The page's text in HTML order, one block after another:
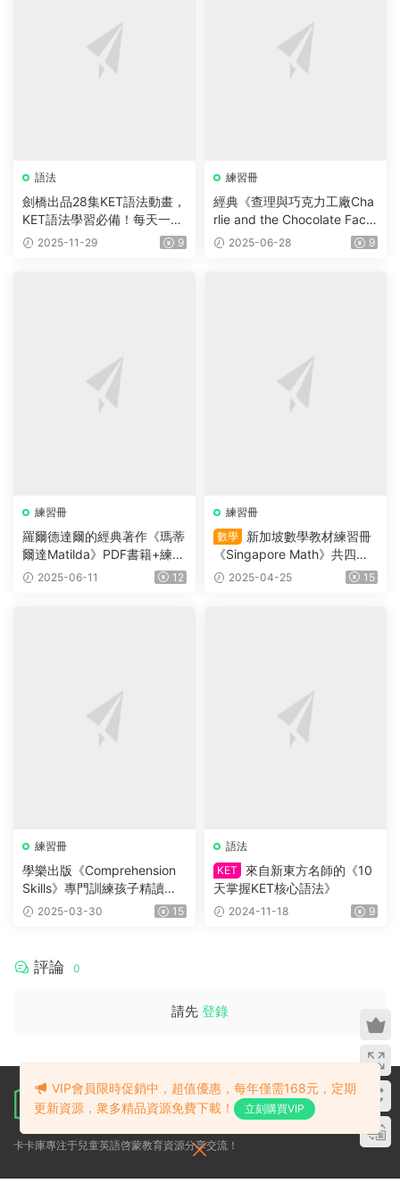
語法
劍橋出品28集KET語法動畫，
KET語法學習必備！每天一集
輕松拿下KET語法!
2025-11-29 9
練習冊
經典《查理與巧克力工廠Cha
rlie and the Chocolate Facto
ry》PDF書籍+原版閱讀理解
2025-06-28 9
練習冊
羅爾德達爾的經典著作《瑪蒂
爾達Matilda》PDF書籍+練習
冊 2025-06-11 12
練習冊
數學
新加坡數學教材練習冊
《Singapore Math》共四冊
（L1-L4）适合小學2~5年級
2025-04-25 15
練習冊
學樂出版《Comprehension
Skills》專門訓練孩子精讀能
力的練習，幫助孩子快速提升
2025-03-30 15
語法
KET
來自新東方名師的《10
天掌握KET核心語法》
2024-11-18 9
評論 0
請先 登錄
卡卡庫專注于兒童英語啓蒙教育資源分享交流！
VIP會員限時促銷中，超值優惠，每年僅需168元，定期
更新資源，衆多精品資源免費下載！
立刻購買VIP